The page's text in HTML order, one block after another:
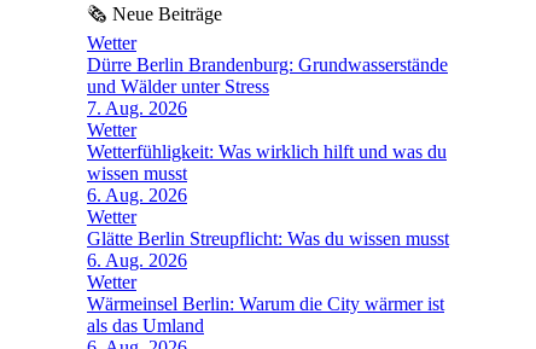
🗞 Neue Beiträge
Wetter
Dürre Berlin Brandenburg: Grundwasserstände
und Wälder unter Stress
7. Aug. 2026
Wetter
Wetterfühligkeit: Was wirklich hilft und was du
wissen musst
6. Aug. 2026
Wetter
Glätte Berlin Streupflicht: Was du wissen musst
6. Aug. 2026
Wetter
Wärmeinsel Berlin: Warum die City wärmer ist
als das Umland